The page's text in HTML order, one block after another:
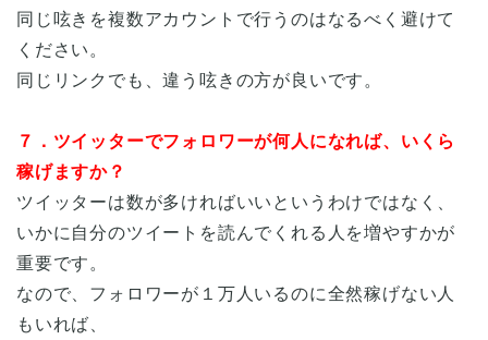
同じ呟きを複数アカウントで行うのはなるべく避けて
ください。
同じリンクでも、違う呟きの方が良いです。
７．ツイッターでフォロワーが何人になれば、いくら
稼げますか？
ツイッターは数が多ければいいというわけではなく、
いかに自分のツイートを読んでくれる人を増やすかが
重要です。
なので、フォロワーが１万人いるのに全然稼げない人
もいれば、